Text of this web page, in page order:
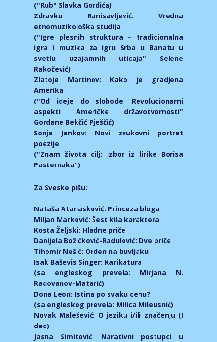
("Rub" Slavka Gordića)
Zdravko Ranisavljević: Vredna
etnomuzikološka studija
("Igre plesnih struktura – tradicionalna
igra i muzika za igru Srba u Banatu u
svetlu uzajamnih uticaja" Selene
Rakočević)
Zlatoje Martinov: Kako je gradjena
Amerika
("Od ideje do slobode, Revolucionarni
aspekti Američke državotvornosti"
Gordane Bekčić Pješčić)
Sonja Jankov: Novi zvukovni portret
poezije
("Znam života cilj: izbor iz lirike Borisa
Pasternaka")
Za Sveske pišu:
Nataša Atanasković: Princeza bloga
Miljan Marković: Šest kila karaktera
Kosta Željski: Hladne priče
Danijela Božićković-Radulović: Dve priče
Tihomir Nešić: Orden na buvljaku
Isak Baševis Singer: Karikatura
(sa engleskog prevela: Mirjana N.
Radovanov-Matarić)
Dona Leon: Istina po svaku cenu?
(sa engleskog prevela: Milica Mileusnić)
Novak Malešević: O jeziku i/ili značenju (I
deo)
Jasna Simitović: Narativni postupci u